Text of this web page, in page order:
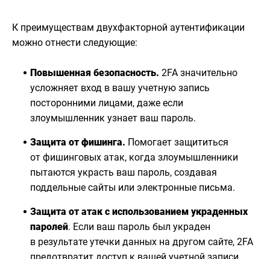
К преимуществам двухфакторной аутентификации
можно отнести следующие:
Повышенная безопасность. 2FA значительно
усложняет вход в вашу учетную запись
посторонними лицами, даже если
злоумышленник узнает ваш пароль.
Защита от фишинга. Помогает защититься
от фишинговых атак, когда злоумышленники
пытаются украсть ваш пароль, создавая
поддельные сайты или электронные письма.
Защита от атак с использованием украденных
паролей. Если ваш пароль был украден
в результате утечки данных на другом сайте, 2FA